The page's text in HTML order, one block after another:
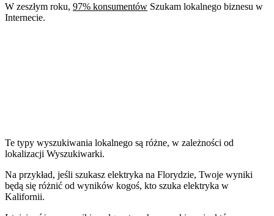
W zeszłym roku, 97% konsumentów Szukam lokalnego biznesu w
Internecie.
Te typy wyszukiwania lokalnego są różne, w zależności od
lokalizacji Wyszukiwarki.
Na przykład, jeśli szukasz elektryka na Florydzie, Twoje wyniki
będą się różnić od wyników kogoś, kto szuka elektryka w
Kalifornii.